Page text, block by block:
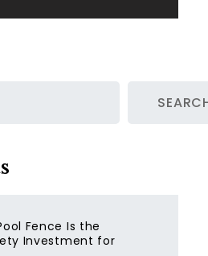
Fence Is the
Investment for